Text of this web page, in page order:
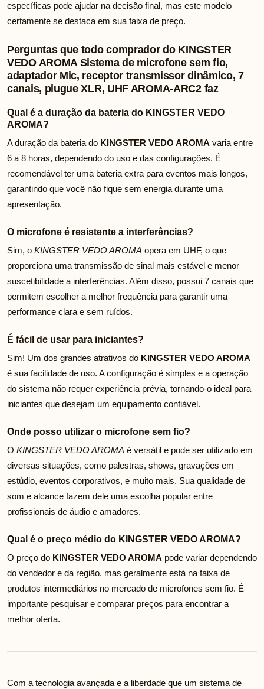
específicas pode ajudar na decisão final, mas este modelo
certamente se destaca em sua faixa de preço.
Perguntas que todo comprador do KINGSTER
VEDO AROMA Sistema de microfone sem fio,
adaptador Mic, receptor transmissor dinâmico, 7
canais, plugue XLR, UHF AROMA-ARC2 faz
Qual é a duração da bateria do KINGSTER VEDO
AROMA?
A duração da bateria do KINGSTER VEDO AROMA varia entre
6 a 8 horas, dependendo do uso e das configurações. É
recomendável ter uma bateria extra para eventos mais longos,
garantindo que você não fique sem energia durante uma
apresentação.
O microfone é resistente a interferências?
Sim, o KINGSTER VEDO AROMA opera em UHF, o que
proporciona uma transmissão de sinal mais estável e menor
suscetibilidade a interferências. Além disso, possui 7 canais que
permitem escolher a melhor frequência para garantir uma
performance clara e sem ruídos.
É fácil de usar para iniciantes?
Sim! Um dos grandes atrativos do KINGSTER VEDO AROMA
é sua facilidade de uso. A configuração é simples e a operação
do sistema não requer experiência prévia, tornando-o ideal para
iniciantes que desejam um equipamento confiável.
Onde posso utilizar o microfone sem fio?
O KINGSTER VEDO AROMA é versátil e pode ser utilizado em
diversas situações, como palestras, shows, gravações em
estúdio, eventos corporativos, e muito mais. Sua qualidade de
som e alcance fazem dele uma escolha popular entre
profissionais de áudio e amadores.
Qual é o preço médio do KINGSTER VEDO AROMA?
O preço do KINGSTER VEDO AROMA pode variar dependendo
do vendedor e da região, mas geralmente está na faixa de
produtos intermediários no mercado de microfones sem fio. É
importante pesquisar e comparar preços para encontrar a
melhor oferta.
Com a tecnologia avançada e a liberdade que um sistema de